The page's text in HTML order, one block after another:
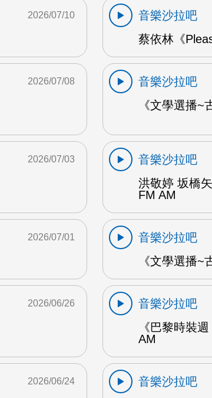
2026/07/10
音樂沙拉吧
蔡依林《
2026/07/08
音樂沙拉吧
《文學選播~
2026/07/03
音樂沙拉吧
洪敬婷 坂橋
FM AM
2026/07/01
音樂沙拉吧
《文學選播~
2026/06/26
音樂沙拉吧
《巴黎時裝
AM
2026/06/24
音樂沙拉吧